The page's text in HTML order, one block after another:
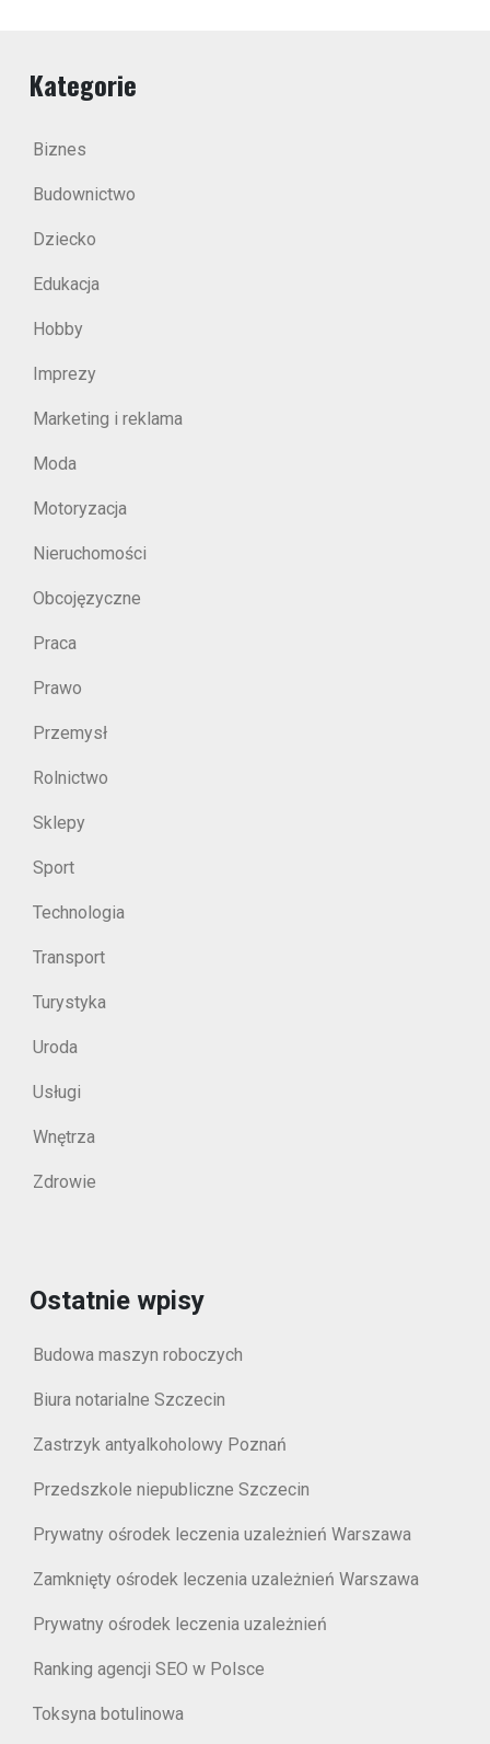
Kategorie
Biznes
Budownictwo
Dziecko
Edukacja
Hobby
Imprezy
Marketing i reklama
Moda
Motoryzacja
Nieruchomości
Obcojęzyczne
Praca
Prawo
Przemysł
Rolnictwo
Sklepy
Sport
Technologia
Transport
Turystyka
Uroda
Usługi
Wnętrza
Zdrowie
Ostatnie wpisy
Budowa maszyn roboczych
Biura notarialne Szczecin
Zastrzyk antyalkoholowy Poznań
Przedszkole niepubliczne Szczecin
Prywatny ośrodek leczenia uzależnień Warszawa
Zamknięty ośrodek leczenia uzależnień Warszawa
Prywatny ośrodek leczenia uzależnień
Ranking agencji SEO w Polsce
Toksyna botulinowa